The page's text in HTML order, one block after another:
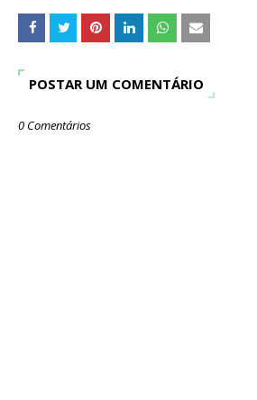
POSTAR UM COMENTÁRIO
0 Comentários